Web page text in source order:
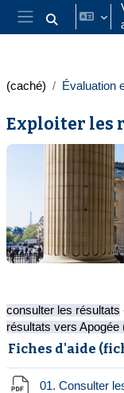
Passer au contenu
Panneau latéral
Activer/
(caché) Évaluation
Exploiter les
consulter les résultats
résultats vers Apogée
Fiches d'aide
01. Consulter